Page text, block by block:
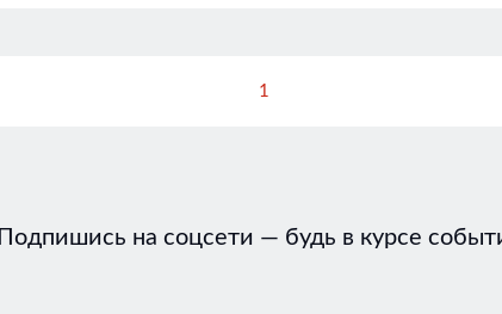
1
Подпишись на соцсети — будь в курсе